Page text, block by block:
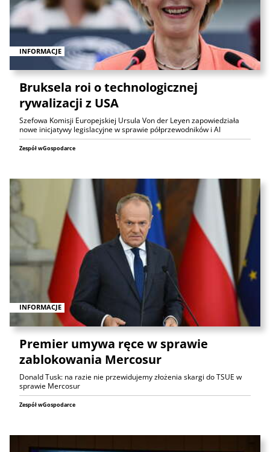
INFORMACJE
Bruksela roi o technologicznej
rywalizacji z USA
Szefowa Komisji Europejskiej Ursula Von der Leyen zapowiedziała
nowe inicjatywy legislacyjne w sprawie półprzewodników i AI
Zespół wGospodarce
INFORMACJE
Premier umywa ręce w sprawie
zablokowania Mercosur
Donald Tusk: na razie nie przewidujemy złożenia skargi do TSUE w
sprawie Mercosur
Zespół wGospodarce